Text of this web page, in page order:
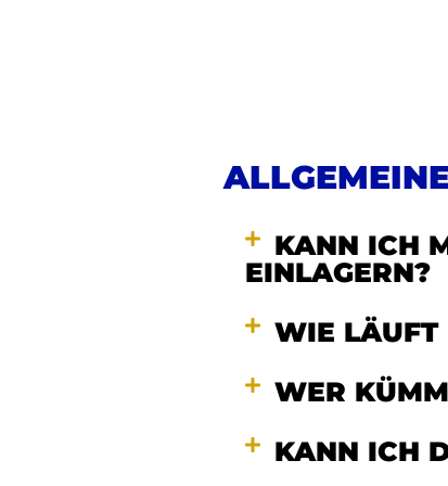
KANN ICH
EINLAGERN?
WIE LÄUFT
WER
KANN ICH